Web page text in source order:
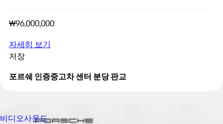
₩96,000,000
자세히 보기
저장
포르쉐 인증중고차 센터 분당 판교
비디오사운드